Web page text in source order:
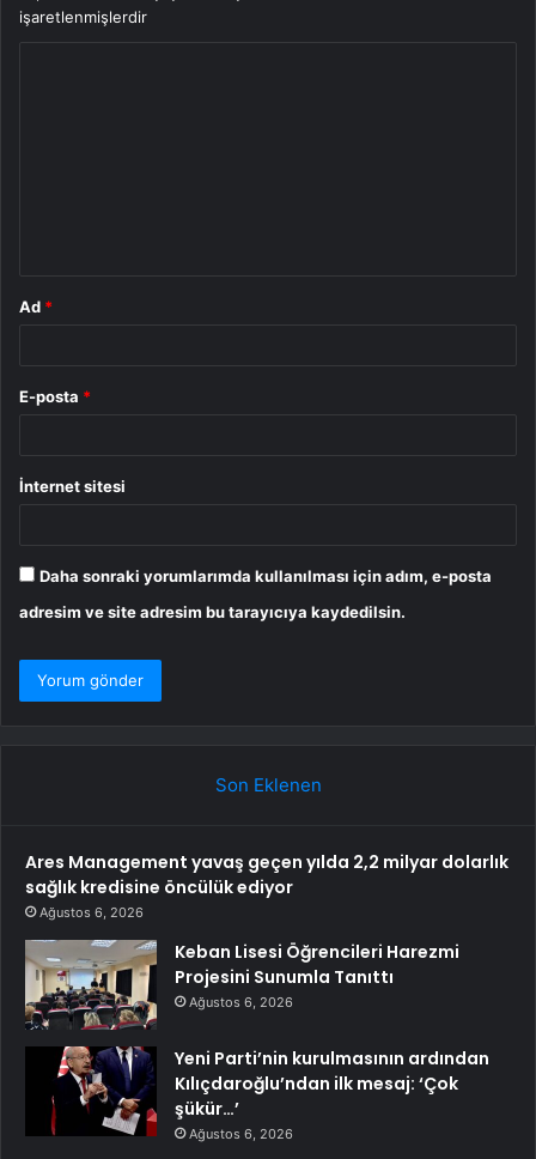
işaretlenmişlerdir
Ad *
E-posta *
İnternet sitesi
Daha sonraki yorumlarımda kullanılması için adım, e-posta
adresim ve site adresim bu tarayıcıya kaydedilsin.
Son Eklenen
Ares Management yavaş geçen yılda 2,2 milyar dolarlık
sağlık kredisine öncülük ediyor
Ağustos 6, 2026
Keban Lisesi Öğrencileri Harezmi
Projesini Sunumla Tanıttı
Ağustos 6, 2026
Yeni Parti’nin kurulmasının ardından
Kılıçdaroğlu’ndan ilk mesaj: ‘Çok
şükür…’
Ağustos 6, 2026